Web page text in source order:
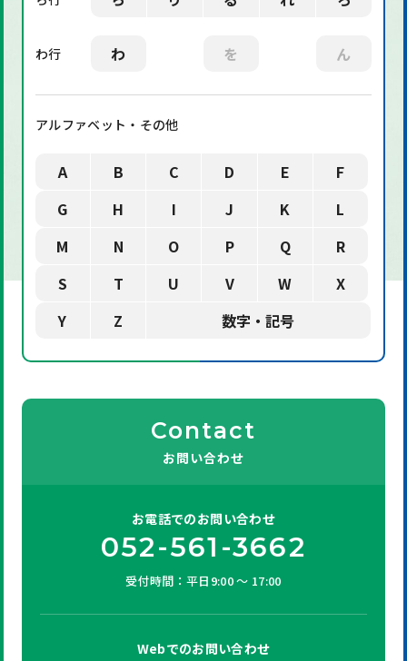
わ行 わ を ん
アルファベット・その他
A B C D E
F
G
H I J K
L
M
N O P Q
R
S
T U V W
X
Y
Z 数字・記号
Contact
お問い合わせ
お電話でのお問い合わせ
052-561-3662
受付時間：平日9:00 ～ 17:00
Webでのお問い合わせ